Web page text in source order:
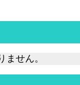
ません。